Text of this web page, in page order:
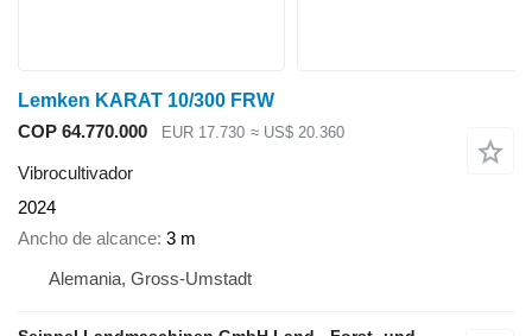
Lemken KARAT 10/300 FRW
COP 64.770.000
EUR 17.730 ≈ US$ 20.360
Vibrocultivador
2024
Ancho de alcance 3 m
Alemania, Gross-Umstadt